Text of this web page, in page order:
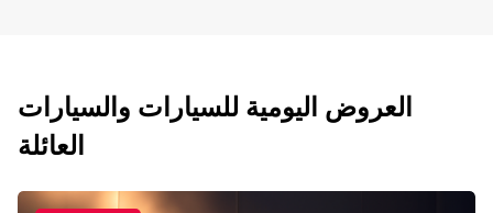
العروض اليومية للسيارات والسيارات
العائلة